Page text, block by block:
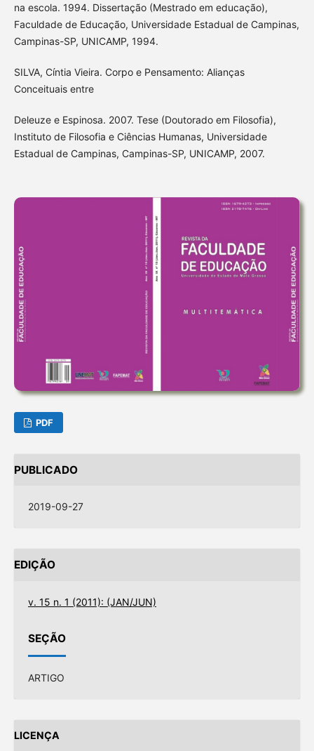
na escola. 1994. Dissertação (Mestrado em educação),
Faculdade de Educação, Universidade Estadual de Campinas,
Campinas-SP, UNICAMP, 1994.
SILVA, Cíntia Vieira. Corpo e Pensamento: Alianças
Conceituais entre
Deleuze e Espinosa. 2007. Tese (Doutorado em Filosofia),
Instituto de Filosofia e Ciências Humanas, Universidade
Estadual de Campinas, Campinas-SP, UNICAMP, 2007.
PDF
PUBLICADO
2019-09-27
EDIÇÃO
v. 15 n. 1 (2011): (JAN/JUN)
SEÇÃO
ARTIGO
LICENÇA